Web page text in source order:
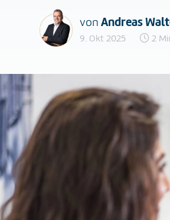
von Andreas
9. Okt 2025 2